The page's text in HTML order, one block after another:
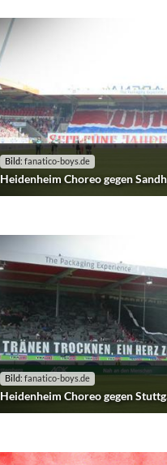
Bild: fanatico-boys.de
Heidenheim Choreo gegen
Bild: fanatico-boys.de
Heidenheim Choreo gegen